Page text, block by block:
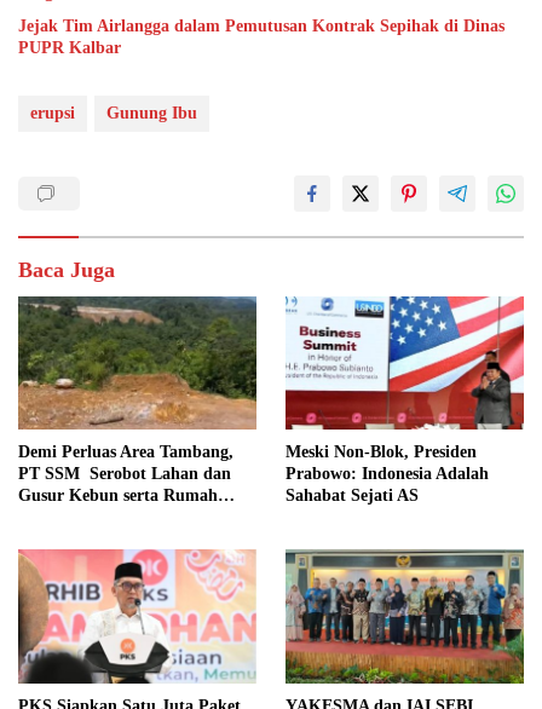
Jejak Tim Airlangga dalam Pemutusan Kontrak Sepihak di Dinas
PUPR Kalbar
erupsi Gunung Ibu
Baca Juga
Demi Perluas Area Tambang,
PT SSM Serobot Lahan dan
Gusur Kebun serta Rumah
Meski Non-Blok, Presiden
Prabowo: Indonesia Adalah
Sahabat Sejati AS